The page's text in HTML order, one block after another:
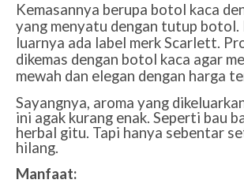
Kemasannya berupa botol kaca
yang menyatu dengan tutup botol.
luarnya ada label merk Scarlett.
dikemas dengan botol kaca agar
mewah dan elegan dengan harga
Sayangnya, aroma yang
ini agak kurang enak. Seperti bau
herbal gitu. Tapi hanya sebentar
hilang.
Manfaat: